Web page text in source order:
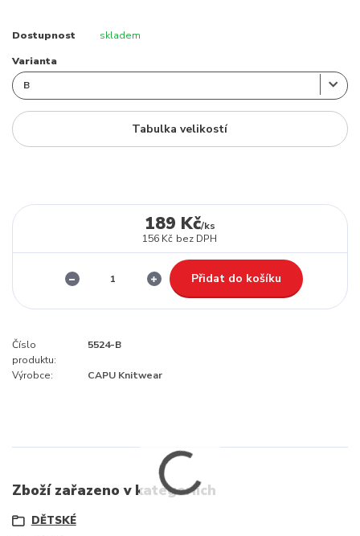
Dostupnost skladem
Varianta
Tabulka velikostí
189 Kč/ks
156 Kč bez DPH
Přidat do košíku
Číslo
produktu:
5524-B
Výrobce: CAPU Knitwear
Zboží zařazeno v kategoriích
DĚTSKÉ